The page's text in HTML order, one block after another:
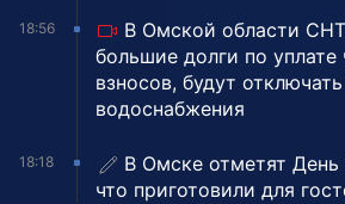
18:56
В Омской области
большие долги по уплате
взносов, будут
водоснабжения
18:18
В Омске отметят День
что приготовили для